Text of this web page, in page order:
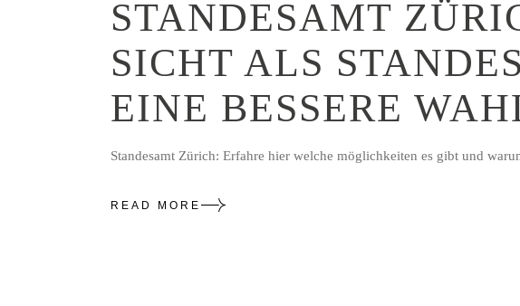
STANDESAMT
SICHT ALS
EINE BESSERE
Standesamt Zürich: Erfahre hier welche möglichkeiten es gibt und
READ MORE